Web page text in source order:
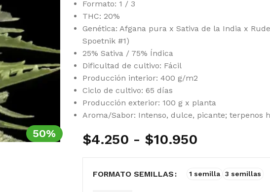
50%
Formato: 1 / 3
THC: 20%
Genética: Afgana pura x Sativa de la India x
Spoetnik #1)
25% Sativa / 75% Índica
Dificultad de cultivo: Fácil
Producción interior: 400 g/m2
Ciclo de cultivo: 65 días
Producción exterior: 100 g x planta
Aroma/Sabor: Intenso, dulce, picante; terpenos
$4.250 - $10.950
FORMATO SEMILLAS 1 semilla 3 semillas